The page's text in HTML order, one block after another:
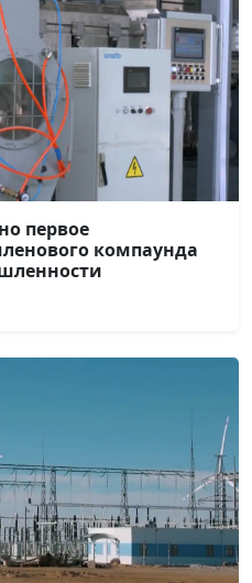
первое
компаунда